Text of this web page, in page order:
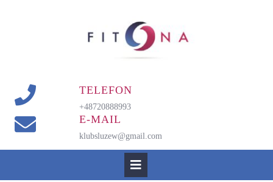
TELEFON
+48720888993
E-MAIL
klubsluzew@gmail.com